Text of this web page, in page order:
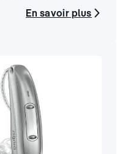
En savoir plus